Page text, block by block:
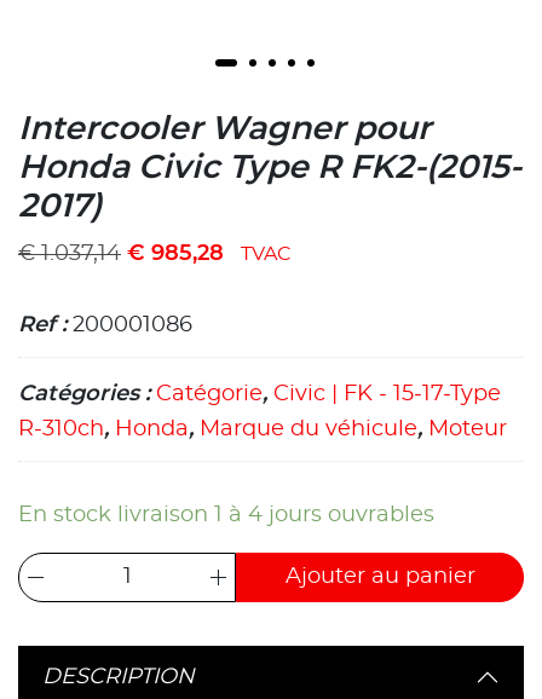
Intercooler Wagner pour
Honda Civic Type R FK2-(2015-
2017)
€1.037,14 € 985,28 TVAC
Ref :200001086
Catégories : Catégorie, Civic | FK - 15-17-Type
R-310ch, Honda, Marque du véhicule, Moteur
En stock livraison 1 à 4 jours ouvrables
Ajouter au panier
DESCRIPTION